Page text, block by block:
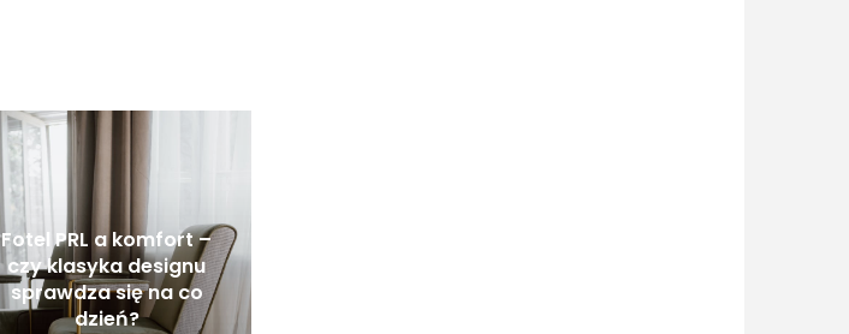
Fotel PRL a komfort –
czy klasyka designu
sprawdza się na co
dzień?